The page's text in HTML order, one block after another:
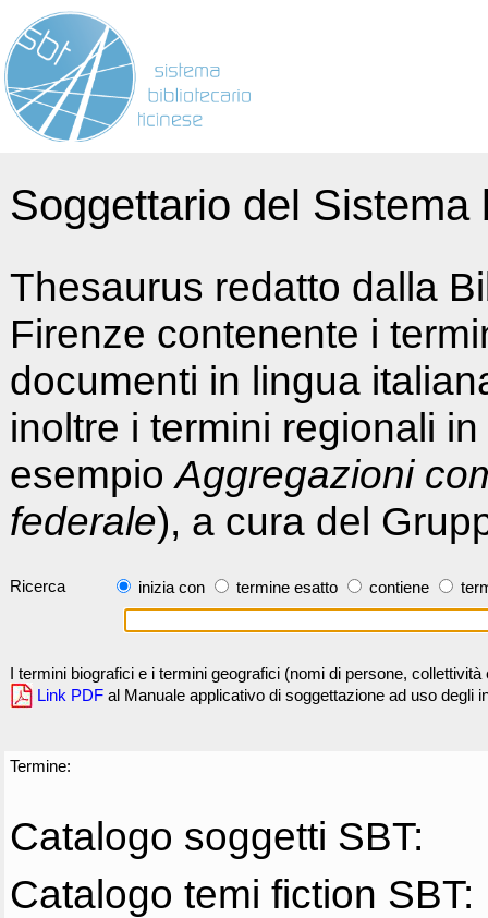
Soggettario del
Thesaurus redatto dalla
Firenze contenente i
documenti in lingua
inoltre i termini regionali
esempioAggregazioni
federale), a cura del
Ricerca inizia con termine esatto contiene
I termini biografici e i termini geografici (nomi di persone,
Link PDF al Manuale applicativo di soggettazione ad uso degli
Termine:
Catalogo soggetti SBT:
Catalogo temi fiction SBT: